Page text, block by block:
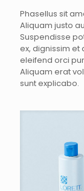
Phasellus sit
Aliquam justo
Suspendisse
ex, dignissim et
eleifend orci
Aliquam erat
sunt explicabo.